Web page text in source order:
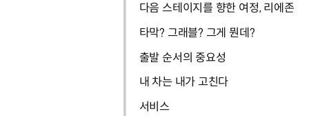
다음 스테이지를 향한 여정, 리에존
타막? 그래블? 그게 뭔데?
출발 순서의 중요성
내 차는 내가 고친다
서비스